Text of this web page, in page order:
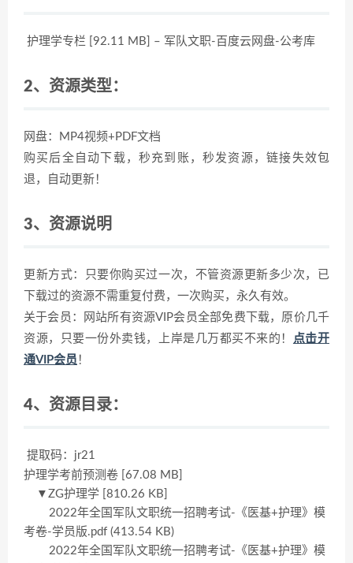
护理学专栏 [92.11 MB] – 军队文职-百度云网盘-公考库
2、资源类型：
网盘：MP4视频+PDF文档
购买后全自动下载，秒充到账，秒发资源，链接失效包
退，自动更新！
3、资源说明
更新方式：只要你购买过一次，不管资源更新多少次，已
下载过的资源不需重复付费，一次购买，永久有效。
关于会员：网站所有资源VIP会员全部免费下载，原价几千
资源，只要一份外卖钱，上岸是几万都买不来的！ 点击开
通VIP会员 ！
4、资源目录：
提取码：jr21
护理学考前预测卷 [67.08 MB]
▼ZG护理学 [810.26 KB]
2022年全国军队文职统一招聘考试-《医基+护理》模
考卷-学员版.pdf (413.54 KB)
2022年全国军队文职统一招聘考试-《医基+护理》模